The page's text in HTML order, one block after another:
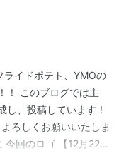
ライドポテト、YMOの
！ このブログでは主
、投稿しています！
ろしくお願いいたしま
今回のロゴ 【12月22